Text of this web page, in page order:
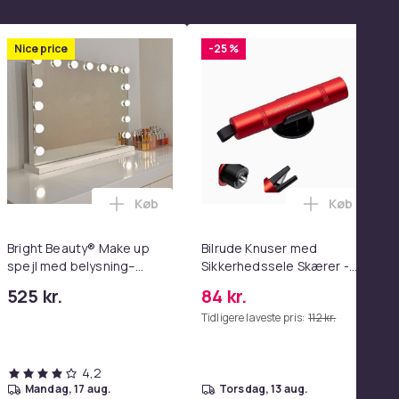
Pink i kurven
i kurven
- 20W (10-Pack) i kurven
Beauty Vanity Namira - make up spejl med belysning -
Nice price
Bright Beauty® Make up
spejl med belysning–
cm – 15 LED-lys – 3
525 kr.
Læg Bright Beauty® Make up spejl med
Køb
4,2
mandag, 17 aug.
-25 %
Bilrude Knuser med
Sikkerhedssele Skærer -
Kompatibel med Alle
Bilmodeller Red
84 kr.
Tidligere laveste pris: 112 kr.
Læg
Køb
torsdag, 13 aug.